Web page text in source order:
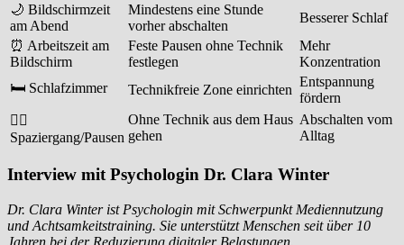
🌙 Bildschirmzeit
am Abend
Mindestens eine Stunde
vorher abschalten
Besserer Schlaf
⏰ Arbeitszeit am
Bildschirm
Feste Pausen ohne Technik
festlegen
Mehr
Konzentration
🛏️ Schlafzimmer
Technikfreie Zone einrichten
Entspannung
fördern
🚶‍♂️
Spaziergang/Pausen
Ohne Technik aus dem Haus
gehen
Abschalten vom
Alltag
Interview mit Psychologin Dr. Clara Winter
Dr. Clara Winter ist Psychologin mit Schwerpunkt Mediennutzung
und Achtsamkeitstraining. Sie unterstützt Menschen seit über 10
Jahren bei der Reduzierung digitaler Belastungen.